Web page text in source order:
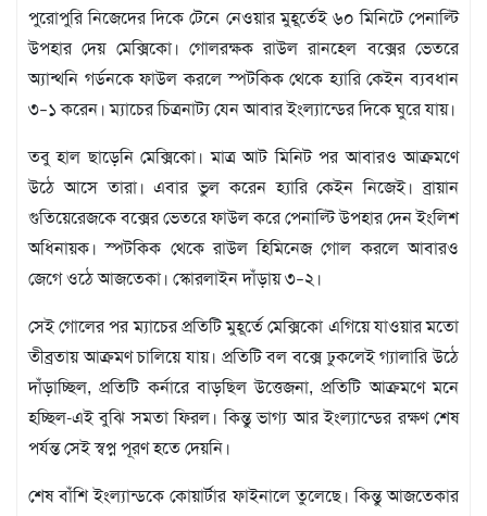
পুরোপুরি নিজেদের দিকে টেনে নেওয়ার মুহূর্তেই ৬০ মিনিটে পেনাল্টি
উপহার দেয় মেক্সিকো। গোলরক্ষক রাউল রানহেল বক্সের ভেতরে
অ্যান্থনি গর্ডনকে ফাউল করলে স্পটকিক থেকে হ্যারি কেইন ব্যবধান
৩–১ করেন। ম্যাচের চিত্রনাট্য যেন আবার ইংল্যান্ডের দিকে ঘুরে যায়।
তবু হাল ছাড়েনি মেক্সিকো। মাত্র আট মিনিট পর আবারও আক্রমণে
উঠে আসে তারা। এবার ভুল করেন হ্যারি কেইন নিজেই। ব্রায়ান
গুতিয়েরেজকে বক্সের ভেতরে ফাউল করে পেনাল্টি উপহার দেন ইংলিশ
অধিনায়ক। স্পটকিক থেকে রাউল হিমিনেজ গোল করলে আবারও
জেগে ওঠে আজতেকা। স্কোরলাইন দাঁড়ায় ৩–২।
সেই গোলের পর ম্যাচের প্রতিটি মুহূর্তে মেক্সিকো এগিয়ে যাওয়ার মতো
তীব্রতায় আক্রমণ চালিয়ে যায়। প্রতিটি বল বক্সে ঢুকলেই গ্যালারি উঠে
দাঁড়াচ্ছিল, প্রতিটি কর্নারে বাড়ছিল উত্তেজনা, প্রতিটি আক্রমণে মনে
হচ্ছিল-এই বুঝি সমতা ফিরল। কিন্তু ভাগ্য আর ইংল্যান্ডের রক্ষণ শেষ
পর্যন্ত সেই স্বপ্ন পূরণ হতে দেয়নি।
শেষ বাঁশি ইংল্যান্ডকে কোয়ার্টার ফাইনালে তুলেছে। কিন্তু আজতেকার